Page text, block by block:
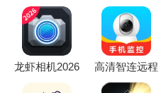
帮手最新手机
版
拍照打卡(水
印相机记录服
务)
龙虾相机2026
最新版本
高清智连远程
监控软件2026